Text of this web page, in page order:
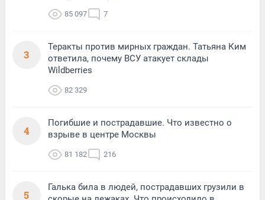
85 097 7
3
Теракты против мирных граждан. Татьяна Ким
ответила, почему ВСУ атакует склады
Wildberries
82 329
4
Погибшие и пострадавшие. Что известно о
взрыве в центре Москвы
81 182 216
5
Галька била в людей, пострадавших грузили в